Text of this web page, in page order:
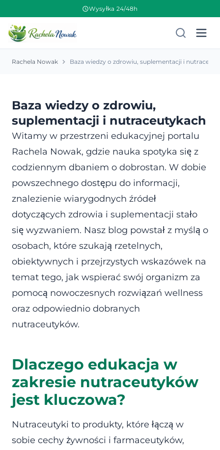
Wysyłka 24/48h
Rachela Nowak Baza wiedzy o zdrowiu, suplementacji i
Baza wiedzy o zdrowiu,
suplementacji i nutraceutykach
Witamy w przestrzeni edukacyjnej portalu
Rachela Nowak, gdzie nauka spotyka się z
codziennym dbaniem o dobrostan. W dobie
powszechnego dostępu do informacji,
znalezienie wiarygodnych źródeł
dotyczących zdrowia i suplementacji stało
się wyzwaniem. Nasz blog powstał z myślą o
osobach, które szukają rzetelnych,
obiektywnych i przejrzystych wskazówek na
temat tego, jak wspierać swój organizm za
pomocą nowoczesnych rozwiązań wellness
oraz odpowiednio dobranych
nutraceutyków.
Dlaczego edukacja w
zakresie nutraceutyków
jest kluczowa?
Nutraceutyki to produkty, które łączą w
sobie cechy żywności i farmaceutyków,